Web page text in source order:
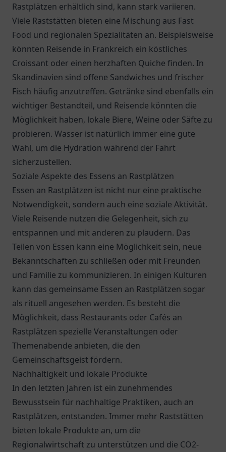
Rastplätzen erhältlich sind, kann stark variieren.
Viele Raststätten bieten eine Mischung aus Fast
Food und regionalen Spezialitäten an. Beispielsweise
könnten Reisende in Frankreich ein köstliches
Croissant oder einen herzhaften Quiche finden. In
Skandinavien sind offene Sandwiches und frischer
Fisch häufig anzutreffen. Getränke sind ebenfalls ein
wichtiger Bestandteil, und Reisende könnten die
Möglichkeit haben, lokale Biere, Weine oder Säfte zu
probieren. Wasser ist natürlich immer eine gute
Wahl, um die Hydration während der Fahrt
sicherzustellen.
Soziale Aspekte des Essens an Rastplätzen
Essen an Rastplätzen ist nicht nur eine praktische
Notwendigkeit, sondern auch eine soziale Aktivität.
Viele Reisende nutzen die Gelegenheit, sich zu
entspannen und mit anderen zu plaudern. Das
Teilen von Essen kann eine Möglichkeit sein, neue
Bekanntschaften zu schließen oder mit Freunden
und Familie zu kommunizieren. In einigen Kulturen
kann das gemeinsame Essen an Rastplätzen sogar
als rituell angesehen werden. Es besteht die
Möglichkeit, dass Restaurants oder Cafés an
Rastplätzen spezielle Veranstaltungen oder
Themenabende anbieten, die den
Gemeinschaftsgeist fördern.
Nachhaltigkeit und lokale Produkte
In den letzten Jahren ist ein zunehmendes
Bewusstsein für nachhaltige Praktiken, auch an
Rastplätzen, entstanden. Immer mehr Raststätten
bieten lokale Produkte an, um die
Regionalwirtschaft zu unterstützen und die CO2-